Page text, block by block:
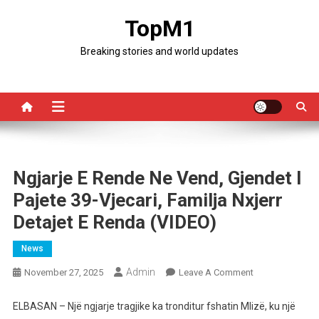
TopM1
Breaking stories and world updates
Ngjarje E Rende Ne Vend, Gjendet I
Pajete 39-Vjecari, Familja Nxjerr
Detajet E Renda (VIDEO)
News
November 27, 2025 Admin Leave A CommentOn
E
ELBASAN – Një ngjarje tragjike ka tronditur fshatin Mlizë, ku një